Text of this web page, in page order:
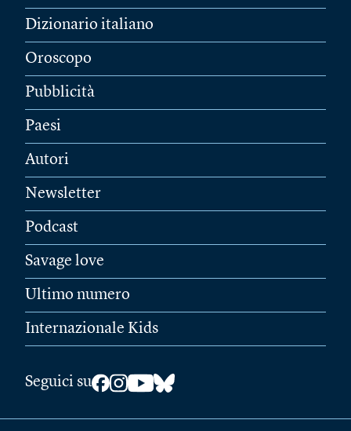
Dizionario italiano
Oroscopo
Pubblicità
Paesi
Autori
Newsletter
Podcast
Savage love
Ultimo numero
Internazionale Kids
Seguici su